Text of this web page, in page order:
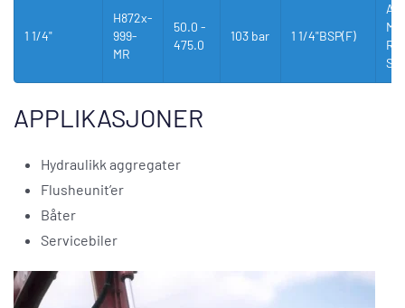
1 1/4"
H872x-
999-
MR
50.0 -
475.0
103 bar 1 1/4"BSP(F)
APPLIKASJONER
Hydraulikk aggregater
Flusheunit’er
Båter
Servicebiler